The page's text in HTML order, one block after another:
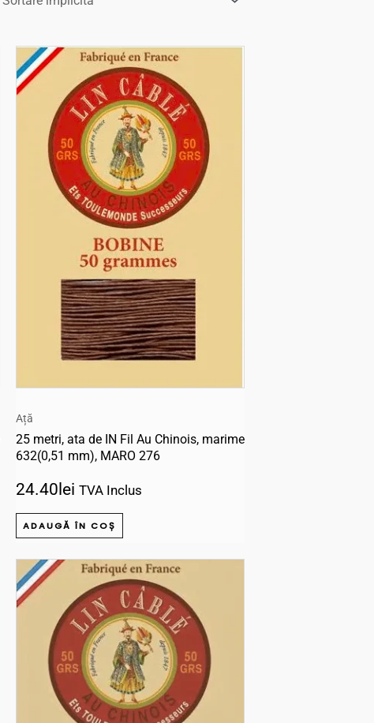
Ață
25 metri, ata de IN Fil Au Chinois, marime
632(0,51 mm), MARO 276
24.40 lei TVA Inclus
ADAUGĂ ÎN COȘ